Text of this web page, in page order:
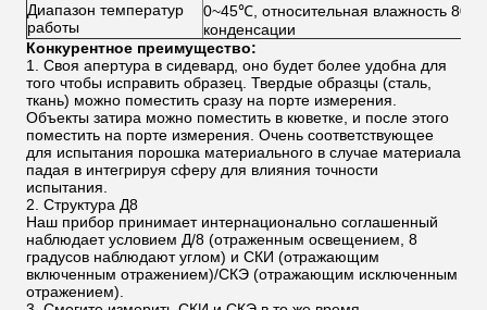
Диапазон температур
работы
0~45℃, относительная влажность 80%
конденсации
Конкурентное преимущество:
1. Своя апертура в сидевард, оно будет более удобна для
того чтобы исправить образец. Твердые образцы (сталь,
ткань) можно поместить сразу на порте измерения.
Объекты затира можно поместить в кюветке, и после этого
поместить на порте измерения. Очень соответствующее
для испытания порошка материального в случае материала
падая в интегрируя сферу для влияния точности
испытания.
2. Структура Д8
Наш прибор принимает интернационально соглашенный
наблюдает условием Д/8 (отраженным освещением, 8
градусов наблюдают углом) и СКИ (отражающим
включенным отражением)/СКЭ (отражающим исключенным
отражением).